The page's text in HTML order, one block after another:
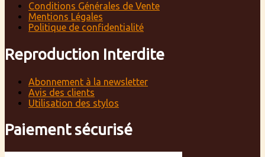
Conditions Générales de Vente
Mentions Légales
Politique de confidentialité
Reproduction Interdite
Abonnement à la newsletter
Avis des clients
Utilisation des stylos
Paiement sécurisé